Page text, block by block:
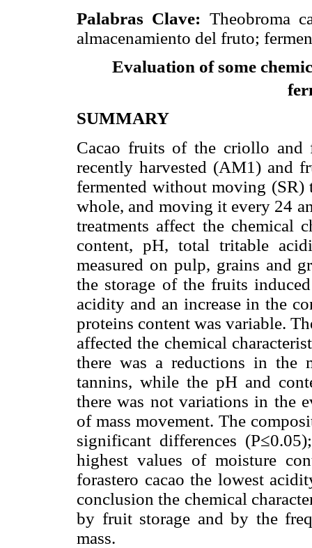
Palabras Clave: Theobroma
almacenamiento del fruto;
Evaluation of some
SUMMARY
Cacao fruits of the criollo and
recently harvested (AM1) and
fermented without moving (SR)
whole, and moving it every 24
treatments affect the chemical
content, pH, total tritable
measured on pulp, grains and
the storage of the fruits
acidity and an increase in the
proteins content was variable.
affected the chemical
there was a reductions in the
tannins, while the pH and
there was not variations in the
of mass movement. The
significant differences
highest values of moisture
forastero cacao the lowest
conclusion the chemical
by fruit storage and by the
mass.